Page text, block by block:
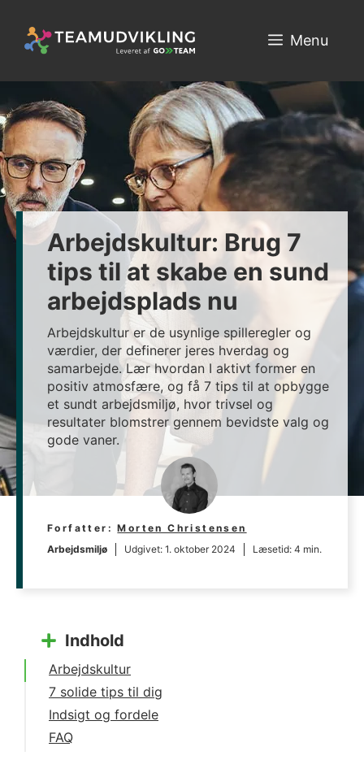
indhold
Menu
Arbejdskultur: Brug 7
tips til at skabe en sund
arbejdsplads nu
Arbejdskultur er de usynlige spilleregler og
værdier, der definerer jeres hverdag og
samarbejde. Lær hvordan I aktivt former en
positiv atmosfære, og få 7 tips til at opbygge
et sundt arbejdsmiljø, hvor trivsel og
resultater blomstrer gennem bevidste valg og
gode vaner.
Forfatter:Morten Christensen
Arbejdsmiljø
Udgivet: 1. oktober 2024 Læsetid: 4 min.
Indhold
Arbejdskultur
7 solide tips til dig
Indsigt og fordele
FAQ